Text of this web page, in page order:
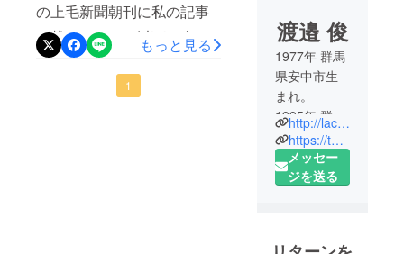
の上毛新聞朝刊に私の記事
が載りました。以下、全文
です。
**********************************
もっと見る
1
渡邉 俊
1977年 群馬
県安中市生
まれ。
1995年 群馬
県立高崎高
校卒。
2001年 横浜
http://lactivator.net/
https://twitter.com/Lactivator1
メッセー
ジを送る